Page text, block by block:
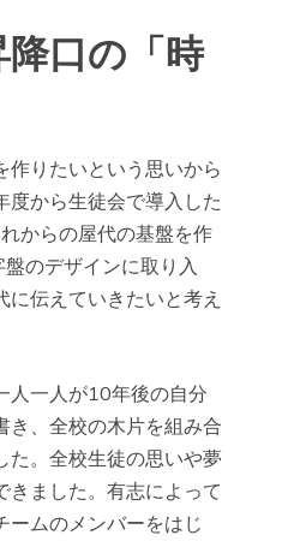
口の「時
りたいという思いから
度から生徒会で導入した
からの屋代の基盤を作
のデザインに取り入
伝えていきたいと考え
一人が10年後の自分
き、全校の木片を組み合
た。全校生徒の思いや夢
きました。有志によって
ームのメンバーをはじ